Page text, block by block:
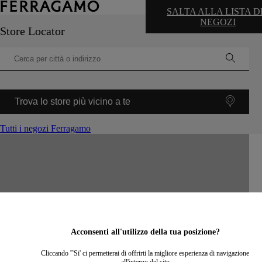
Store Locator
Trova lo store più vicino a te
Tutti i negozi Ferragamo
SALTA ALLA LISTA
NEGOZI
Acconsenti all'utilizzo della tua posizione?
Cliccando '˜Si' ci permetterai di offrirti la migliore esperienza di navigazione